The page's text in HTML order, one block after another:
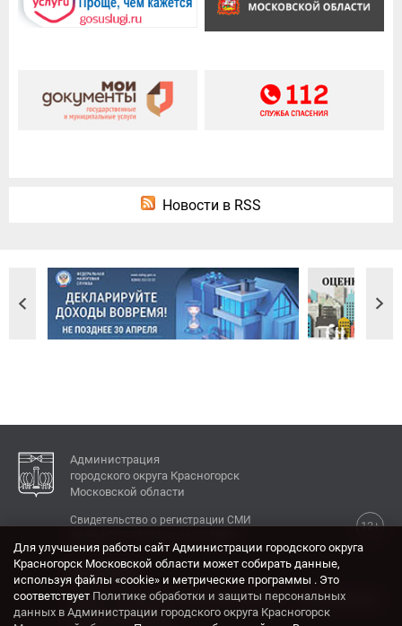
Новости в RSS
Администрация
городского округа Красногорск
Московской области
12+
Свидетельство о регистрации СМИ
КОНТАКТЫ
Адрес: 143404, Московская область, г. Красногорск,
ул. Ленина, дом 4.
Для улучшения работы сайт Администрации городского округа
Красногорск Московской области может собирать данные,
используя файлы «cookie» и метрические программы . Это
соответствует Политике обработки и защиты персональных
данных в Администрации городского округа Красногорск